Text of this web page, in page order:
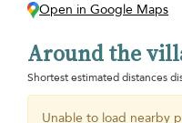
Open in Google Maps
Around the
Shortest estimated distances
Unable to load nearby